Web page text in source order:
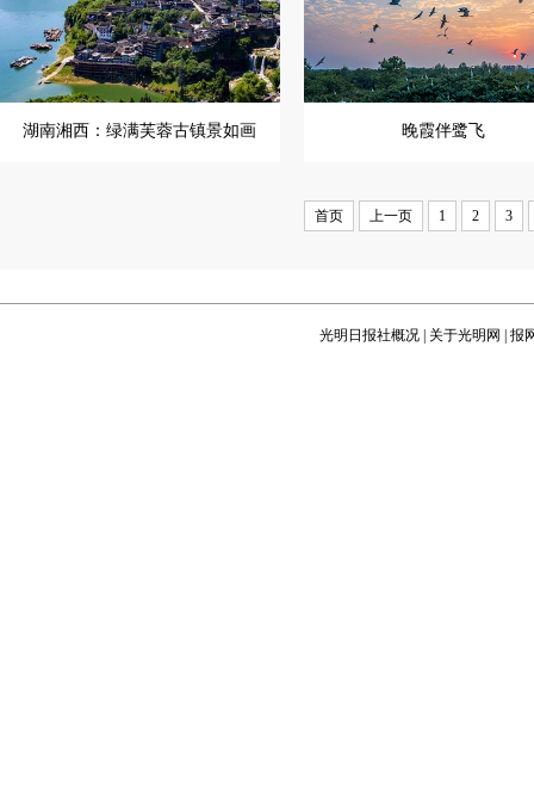
湖南湘西：绿满芙蓉古镇景如画 晚霞伴鹭飞
首页 上一页 1 2 3
光明日报社概况 关于光明网 报